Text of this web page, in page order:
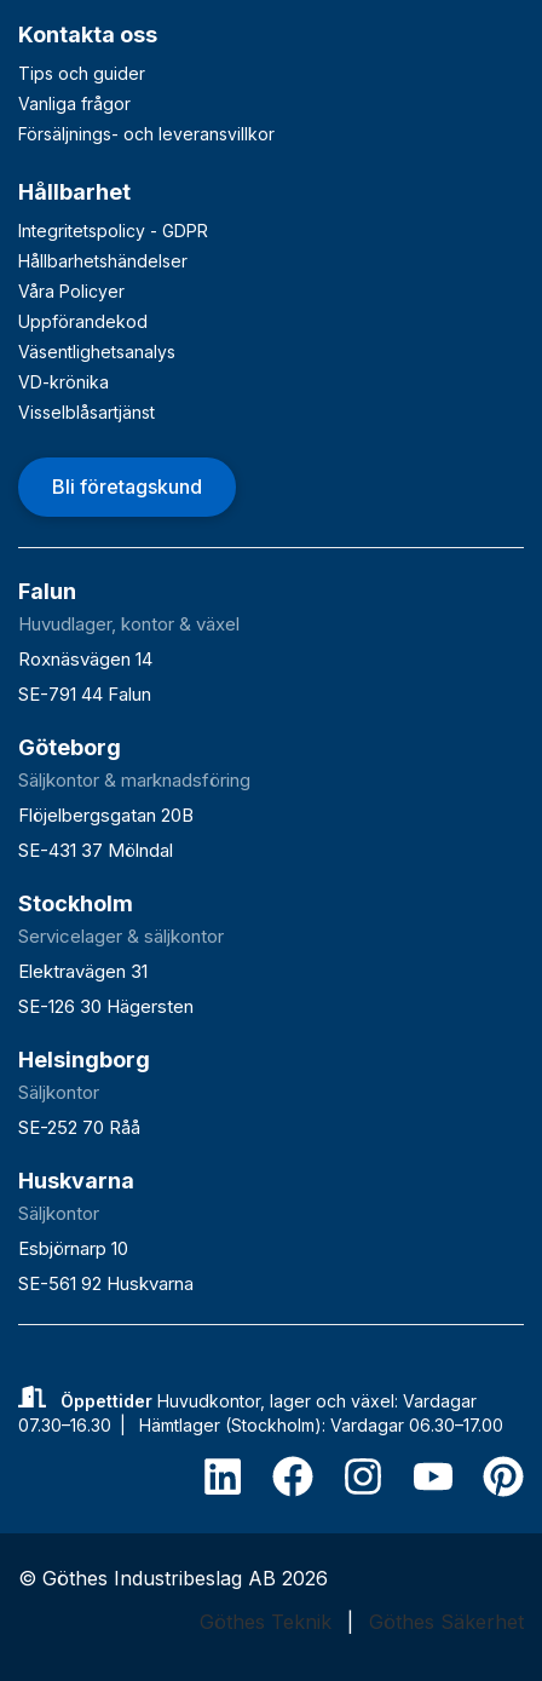
Kontakta oss
Tips och guider
Vanliga frågor
Försäljnings- och leveransvillkor
Hållbarhet
Integritetspolicy - GDPR
Hållbarhetshändelser
Våra Policyer
Uppförandekod
Väsentlighetsanalys
VD-krönika
Visselblåsartjänst
Bli företagskund
Falun
Huvudlager, kontor & växel
Roxnäsvägen 14
SE-791 44 Falun
Göteborg
Säljkontor & marknadsföring
Flöjelbergsgatan 20B
SE-431 37 Mölndal
Stockholm
Servicelager & säljkontor
Elektravägen 31
SE-126 30 Hägersten
Helsingborg
Säljkontor
SE-252 70 Råå
Huskvarna
Säljkontor
Esbjörnarp 10
SE-561 92 Huskvarna
ÖppettiderHuvudkontor, lager och växel: Vardagar
07.30–16.30 | Hämtlager (Stockholm): Vardagar 06.30–17.00
© Göthes Industribeslag AB 2026
Göthes Teknik
Göthes Säkerhet